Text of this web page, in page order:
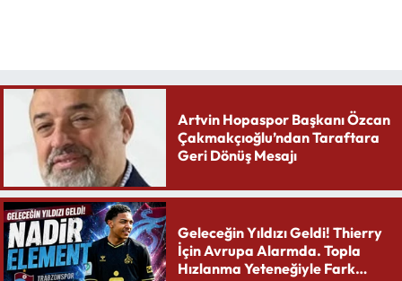
Artvin Hopaspor Başkanı Özcan
Çakmakçıoğlu’ndan Taraftara
Geri Dönüş Mesajı
Geleceğin Yıldızı Geldi! Thierry
İçin Avrupa Alarmda. Topla
Hızlanma Yeteneğiyle Fark